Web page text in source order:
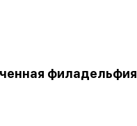
филадельфия